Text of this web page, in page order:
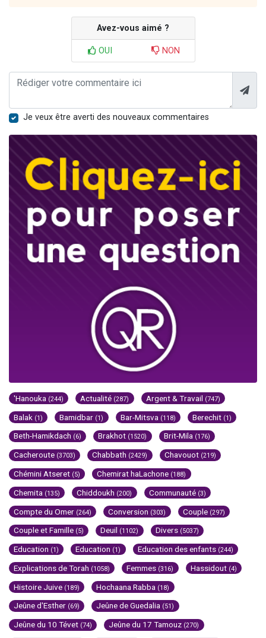
Avez-vous aimé ?
OUI NON
Je veux être averti des nouveaux commentaires
'Hanouka (244) Actualité (287) Argent & Travail (747)
Balak (1) Bamidbar (1) Bar-Mitsva (118) Berechit (1)
Beth-Hamikdach (6) Brakhot (1520) Brit-Mila (176)
Cacheroute (3703) Chabbath (2429) Chavouot (219)
Chémini Atseret (5) Chemirat haLachone (188)
Chemita (135) Chiddoukh (200) Communauté (3)
Compte du Omer (264) Conversion (303) Couple (297)
Couple et Famille (5) Deuil (1102) Divers (5037)
Education (1) Education (1) Education des enfants (244)
Explications de Torah (1058) Femmes (316) Hassidout (4)
Histoire Juive (189) Hochaana Rabba (18)
Jeûne d'Esther (69) Jeûne de Guedalia (51)
Jeûne du 10 Tévet (74) Jeûne du 17 Tamouz (270)